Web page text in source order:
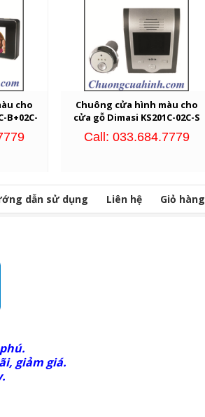
cho
B+02C-
Chuông cửa hình màu cho
cửa gỗ Dimasi KS201C-02C-S
Call: 033.684.7779
dẫn sử dụng Liên hệ Giỏ hàng
giảm giá.